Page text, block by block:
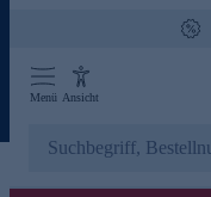
Menü Ansicht